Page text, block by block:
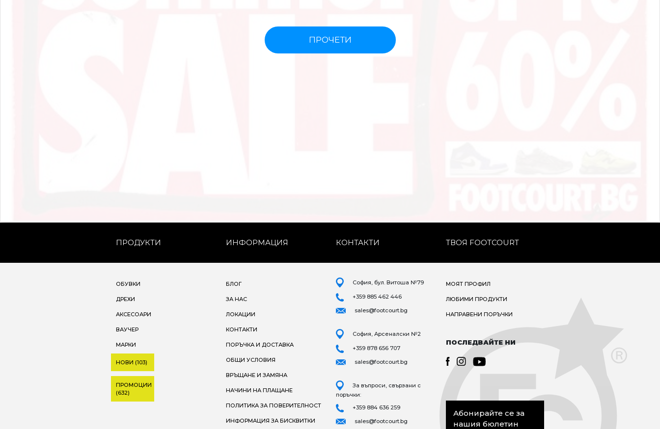
ПРОЧЕТИ
ПРОДУКТИ ИНФОРМАЦИЯ КОНТАКТИ ТВОЯ FOOTCOURT
ОБУВКИ
ДРЕХИ
АКСЕСОАРИ
ВАУЧЕР
МАРКИ
НОВИ (103)
ПРОМОЦИИ
(632)
БЛОГ
ЗА НАС
ЛОКАЦИИ
КОНТАКТИ
ПОРЪЧКА И ДОСТАВКА
ОБЩИ УСЛОВИЯ
ВРЪЩАНЕ И ЗАМЯНА
НАЧИНИ НА ПЛАЩАНЕ
ПОЛИТИКА ЗА ПОВЕРИТЕЛНОСТ
ИНФОРМАЦИЯ ЗА БИСКВИТКИ
София, бул. Витоша №79
+359 885 462 446
sales@footcourt.bg
София, Арсеналски №2
+359 878 656 707
sales@footcourt.bg
За въпроси, свързани с
поръчки:
+359 884 636 259
sales@footcourt.bg
МОЯТ ПРОФИЛ
ЛЮБИМИ ПРОДУКТИ
НАПРАВЕНИ ПОРЪЧКИ
ПОСЛЕДВАЙТЕ НИ
Абонирайте се за
нашия бюлетин